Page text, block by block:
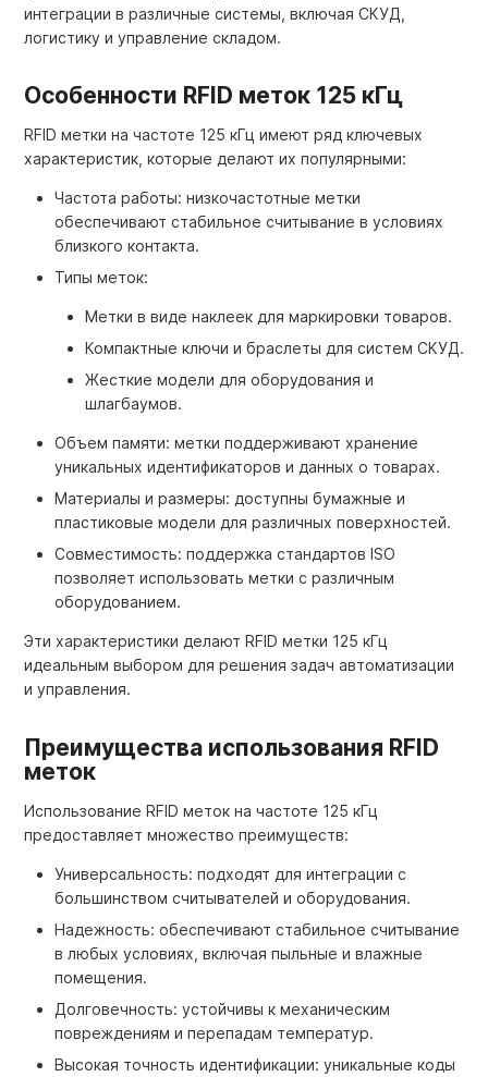
интеграции в различные системы, включая СКУД,
логистику и управление складом.
Особенности RFID меток 125 кГц
RFID метки на частоте 125 кГц имеют ряд ключевых
характеристик, которые делают их популярными:
Частота работы: низкочастотные метки
обеспечивают стабильное считывание в условиях
близкого контакта.
Типы меток:
Метки в виде наклеек для маркировки товаров.
Компактные ключи и браслеты для систем СКУД.
Жесткие модели для оборудования и
шлагбаумов.
Объем памяти: метки поддерживают хранение
уникальных идентификаторов и данных о товарах.
Материалы и размеры: доступны бумажные и
пластиковые модели для различных поверхностей.
Совместимость: поддержка стандартов ISO
позволяет использовать метки с различным
оборудованием.
Эти характеристики делают RFID метки 125 кГц
идеальным выбором для решения задач автоматизации
и управления.
Преимущества использования RFID
меток
Использование RFID меток на частоте 125 кГц
предоставляет множество преимуществ:
Универсальность: подходят для интеграции с
большинством считывателей и оборудования.
Надежность: обеспечивают стабильное считывание
в любых условиях, включая пыльные и влажные
помещения.
Долговечность: устойчивы к механическим
повреждениям и перепадам температур.
Высокая точность идентификации: уникальные коды